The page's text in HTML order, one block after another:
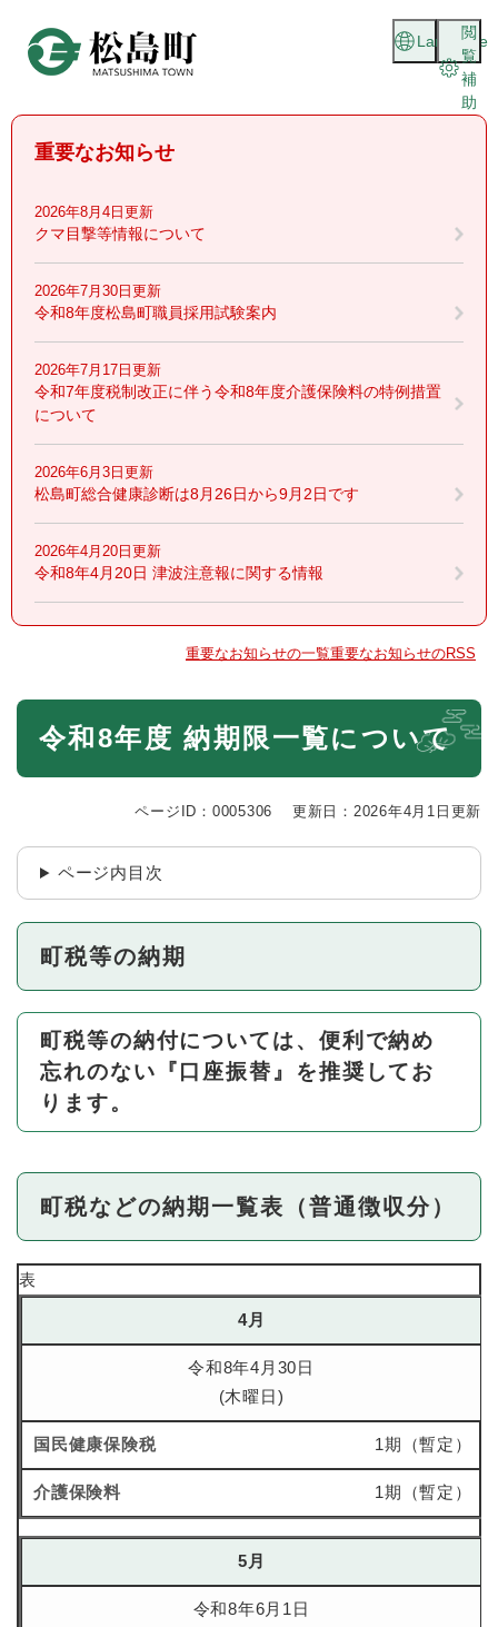
頭
閲
覧
補
助
Language
重要なお知らせ
2026年8月4日更新
クマ目撃等情報について
2026年7月30日更新
令和8年度松島町職員採用試験案内
2026年7月17日更新
令和7年度税制改正に伴う令和8年度介護保険料の特例措置
について
2026年6月3日更新
松島町総合健康診断は8月26日から9月2日です
2026年4月20日更新
令和8年4月20日 津波注意報に関する情報
重要なお知らせの一覧重要なお知らせのRSS
本
令和8年度 納期限一覧について
ページID：0005306 更新日：2026年4月1日更新
ページ内目次
町税等の納期
町税等の納付については、便利で納め
忘れのない『口座振替』を推奨してお
ります。
町税などの納期一覧表（普通徴収分）
表
4月
令和8年4月30日
(木曜日)
1期（暫定）
1期（暫定）
5月
令和8年6月1日